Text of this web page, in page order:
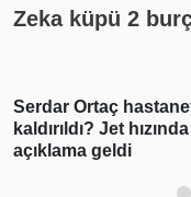
Zeka küpü 2
Serdar Ortaç
kaldırıldı? Jet hızında
açıklama geldi